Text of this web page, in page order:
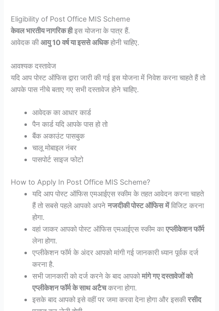
Eligibility of Post Office MIS Scheme
केवल भारतीय नागरिक हीइस योजना के पात्र हैं.
आवेदक कीआयु 10 वर्ष या इससे अधिकहोनी चाहिए.
आवश्यक दस्तावेज
यदि आप पोस्ट ऑफिस द्वारा जारी की गई इस योजना में निवेश करना चाहते हैं तो
आपके पास नीचे बताए गए सभी दस्तावेज होने चाहिए.
आवेदक का आधार कार्ड
पैन कार्ड यदि आपके पास हो तो
बैंक अकाउंट पासबुक
चालू मोबाइल नंबर
पासपोर्ट साइज फोटो
How to Apply In Post Office MIS Scheme?
यदि आप पोस्ट ऑफिस एमआईएस स्कीम के तहत आवेदन करना चाहते
हैं तो सबसे पहले आपको अपनेनजदीकी पोस्ट ऑफिस मेंविजिट करना
होगा.
वहां जाकर आपको पोस्ट ऑफिस एमआईएस स्कीम काएप्लीकेशन फॉर्म
लेना होगा.
एप्लीकेशन फॉर्म के अंदर आपको मांगी गई जानकारी ध्यान पूर्वक दर्ज
करना है.
सभी जानकारी को दर्ज करने के बाद आपकोमांगे गए दस्तावेजों को
एप्लीकेशन फॉर्म के साथ अटैचकरना होगा.
इसके बाद आपको इसे वहीं पर जमा करवा देना होगा और इसकीरसीद